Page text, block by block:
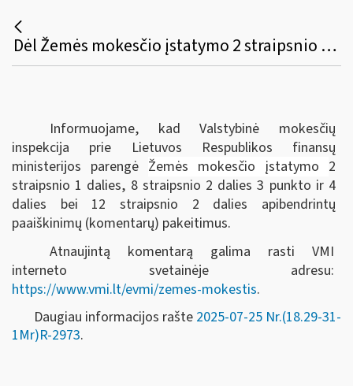
Dėl Žemės mokesčio įstatymo 2 straipsnio 1 dalies, 8 straipsnio 2 dalies 3 punkto ir 4 dalies bei 12 straipsnio 2 dalies apibendrintų paaiškinimų (komentarų) pakeitimo
Informuojame, kad Valstybinė mokesčių
inspekcija prie Lietuvos Respublikos finansų
ministerijos parengė Žemės mokesčio įstatymo 2
straipsnio 1 dalies, 8 straipsnio 2 dalies 3 punkto ir 4
dalies bei 12 straipsnio 2 dalies apibendrintų
paaiškinimų (komentarų) pakeitimus.
Atnaujintą komentarą galima rasti VMI
interneto svetainėje adresu:
https://www.vmi.lt/evmi/zemes-mokestis.
Daugiau informacijos rašte 2025-07-25 Nr.(18.29-31-
1Mr)R-2973.